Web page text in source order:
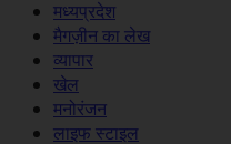
मध्यप्रदेश
मैगज़ीन का लेख
व्यापार
खेल
मनोरंजन
लाइफ स्टाइल